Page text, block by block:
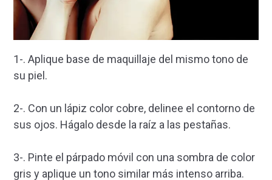
1-. Aplique base de maquillaje del mismo tono de
su piel.
2-. Con un lápiz color cobre, delinee el contorno de
sus ojos. Hágalo desde la raíz a las pestañas.
3-. Pinte el párpado móvil con una sombra de color
gris y aplique un tono similar más intenso arriba.